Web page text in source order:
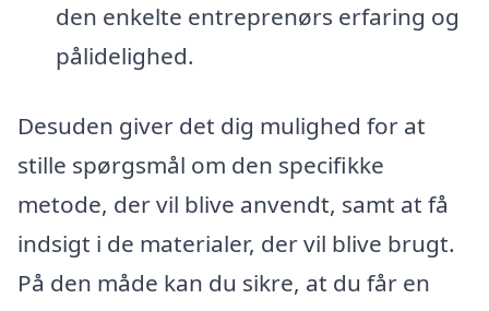
den enkelte entreprenørs erfaring og
pålidelighed.
Desuden giver det dig mulighed for at
stille spørgsmål om den specifikke
metode, der vil blive anvendt, samt at få
indsigt i de materialer, der vil blive brugt.
På den måde kan du sikre, at du får en